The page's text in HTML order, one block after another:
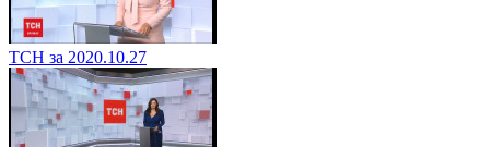
ТСН за 2020.10.27